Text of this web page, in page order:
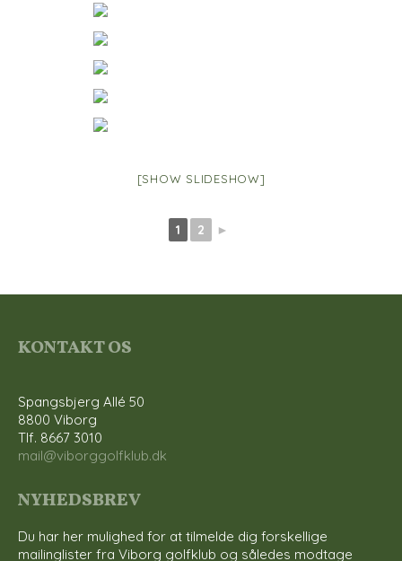
[SHOW SLIDESHOW]
1 2 ►
KONTAKT OS
Spangsbjerg Allé 50
8800 Viborg
Tlf. 8667 3010
mail@viborggolfklub.dk
NYHEDSBREV
Du har her mulighed for at tilmelde dig forskellige
mailinglister fra Viborg golfklub og således modtage